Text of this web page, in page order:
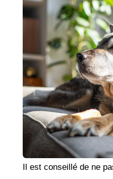
Il est conseillé de ne